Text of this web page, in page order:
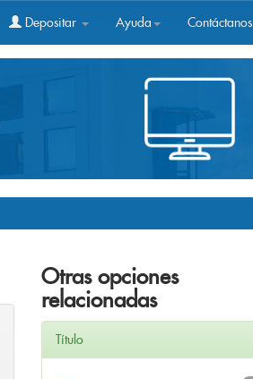
Depositar Ayuda Contáctanos
Otras opciones
relacionadas
Título